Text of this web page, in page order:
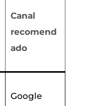
Canal
recomend
ado
Google